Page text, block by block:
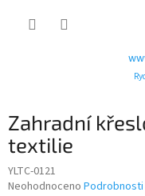
Zahradní
textilie
YLTC-0121
Průměrné
Neohodnoceno